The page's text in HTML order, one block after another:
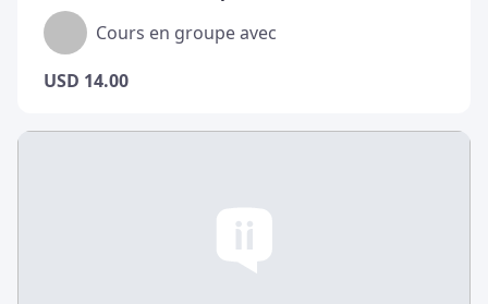
Cours en groupe avec
USD 14.00